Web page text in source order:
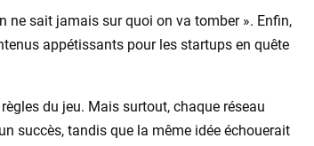
ne sait jamais sur quoi on va tomber ». Enfin,
appétissants pour les startups en quête
du jeu. Mais surtout, chaque réseau
succès, tandis que la même idée échouerait